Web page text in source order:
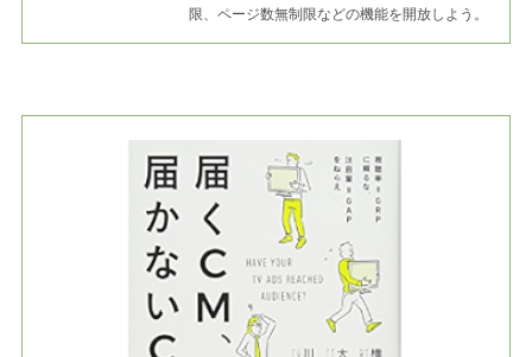
限、ページ数無制限などの機能を開放しよう。